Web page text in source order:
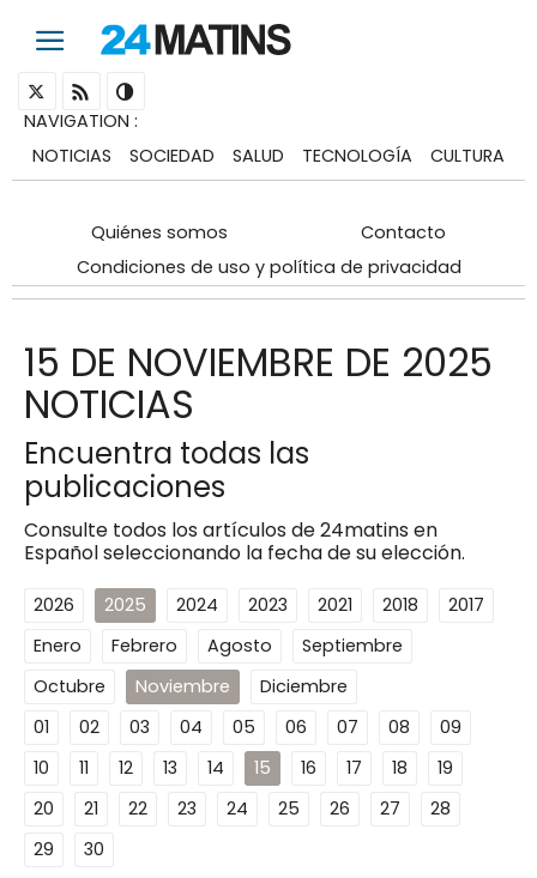
NAVIGATION :
NOTICIAS
SOCIEDAD SALUD TECNOLOGÍA CULTURA
Quiénes somos
Contacto
Condiciones de uso y política de privacidad
15 DE NOVIEMBRE DE 2025
NOTICIAS
Encuentra todas las
publicaciones
Consulte todos los artículos de 24matins en
Español seleccionando la fecha de su elección.
2026 2025 2024 2023 2021 2018
2017
Enero
Febrero Agosto
Septiembre
Octubre
Noviembre
Diciembre
01
02 03 04 05 06 07 08
09
10
11 12 13 14 15 16 17 18
19
20
21 22 23 24 25 26 27
28
29
30